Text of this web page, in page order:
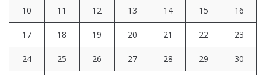
10 11 12 13 14 15 16
17 18 19 20 21 22 23
24 25 26 27 28 29 30